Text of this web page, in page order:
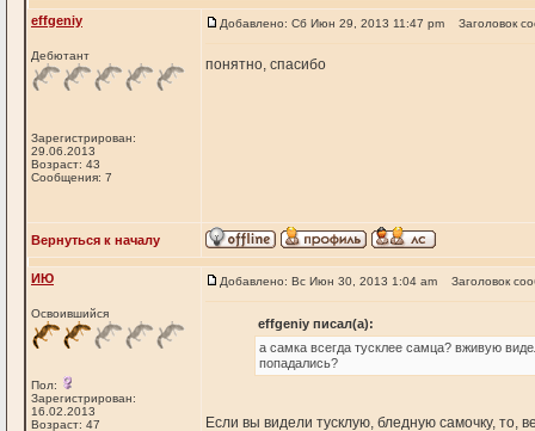
effgeniy
Дебютант
Зарегистрирован:
29.06.2013
Возраст: 43
Сообщения: 7
Добавлено: Сб Июн 29, 2013 11:47 pm Заголовок
понятно, спасибо
Вернуться к началу
ИЮ
Освоившийся
Пол:
Зарегистрирован:
16.02.2013
Возраст: 47
Добавлено: Вс Июн 30, 2013 1:04 am Заголовок
effgeniy писал(а):
а самка всегда тусклее самца? вживую
попадались?
Если вы видели тусклую, бледную самочку, то,